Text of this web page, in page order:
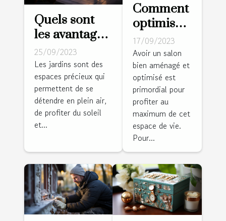
Quels sont
les avantages
d’installer
une pergola
bioclimatique
dans votre
jardin ?
25/09/2023
Les jardins sont des
espaces précieux qui
permettent de se
détendre en plein air,
de profiter du soleil
et...
Comment
optimiser
l'espace
de votre
salle de
séjour
17/09/2023
Avoir un salon
bien aménagé et
optimisé est
primordial pour
profiter au
maximum de cet
espace de vie.
Pour...